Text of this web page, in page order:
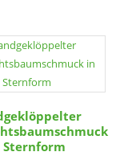
Sternform